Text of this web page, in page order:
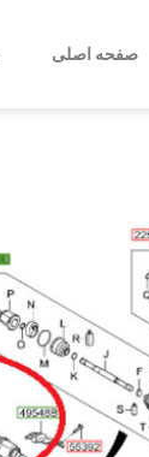
صفحه اصلی